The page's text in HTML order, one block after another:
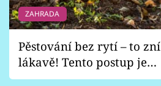
ZAHRADA
Pěstování bez rytí – to zní
lákavě! Tento postup je
vhodný jen pro některé